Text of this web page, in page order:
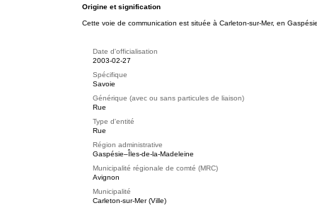
Origine et signification
Cette voie de communication est située à Carleton-sur-Mer, en
Date d'officialisation
2003-02-27
Spécifique
Savoie
Générique (avec ou sans particules de liaison)
Rue
Type d'entité
Rue
Région administrative
Gaspésie–Îles-de-la-Madeleine
Municipalité régionale de comté (MRC)
Avignon
Municipalité
Carleton-sur-Mer (Ville)